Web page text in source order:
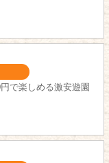
で楽しめる激安遊園